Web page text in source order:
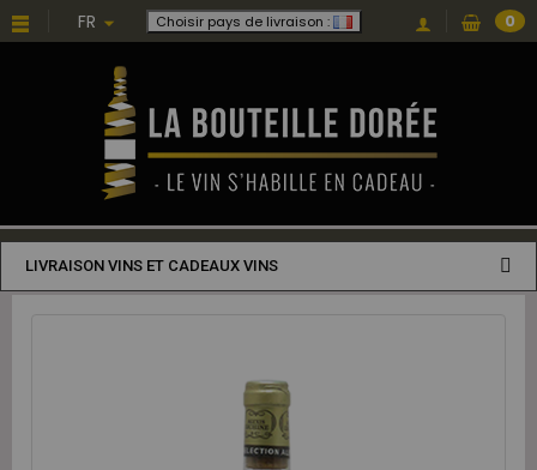
FR Choisir pays de livraison : 0
LIVRAISON VINS ET CADEAUX VINS